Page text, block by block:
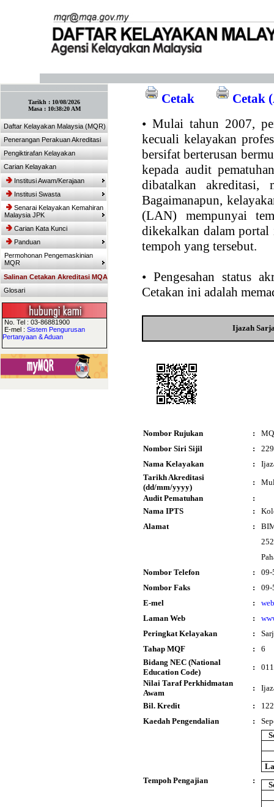
Tarikh : 10/08/2026
Masa : 10:38:20 AM
Daftar Kelayakan Malaysia (MQR)
Penerangan Perakuan Akreditasi
Pengiktirafan Kelayakan
Carian Kelayakan
Institusi Awam/Kerajaan
Institusi Swasta
Senarai Kelayakan Kemahiran
Malaysia JPK
Carian Kata Kunci
Panduan
Permohonan Pengemaskinian
MQR
Salinan Cetakan Akreditasi MQA
Glosari
No. Tel : 03-86881900
E-mel : Sistem Pengurusan
Pertanyaan & Aduan
Cetak
Cetak
• Mulai tahun 2007,
kecuali kelayakan
bersifat berterusan
kepada audit
dibatalkan akreditasi,
Bagaimanapun,
(LAN) mempunyai
dikekalkan dalam portal
tempoh yang tersebut.
• Pengesahan status
Cetakan ini adalah
Ijazah
Nombor Rujukan :
Nombor Siri Sijil
:
Nama Kelayakan
:
Tarikh Akreditasi
(dd/mm/yyyy)
:
Audit Pematuhan
:
Nama IPTS
:
Alamat
:
Nombor Telefon
:
09-
Nombor Faks
:
09-
E-mel
:
Laman Web
:
Peringkat Kelayakan
:
Tahap MQF
:
6
Bidang NEC (National
Education Code)
:
Nilai Taraf Perkhidmatan
Awam
:
Bil. Kredit
:
122
Kaedah Pengendalian
:
Tempoh Pengajian :